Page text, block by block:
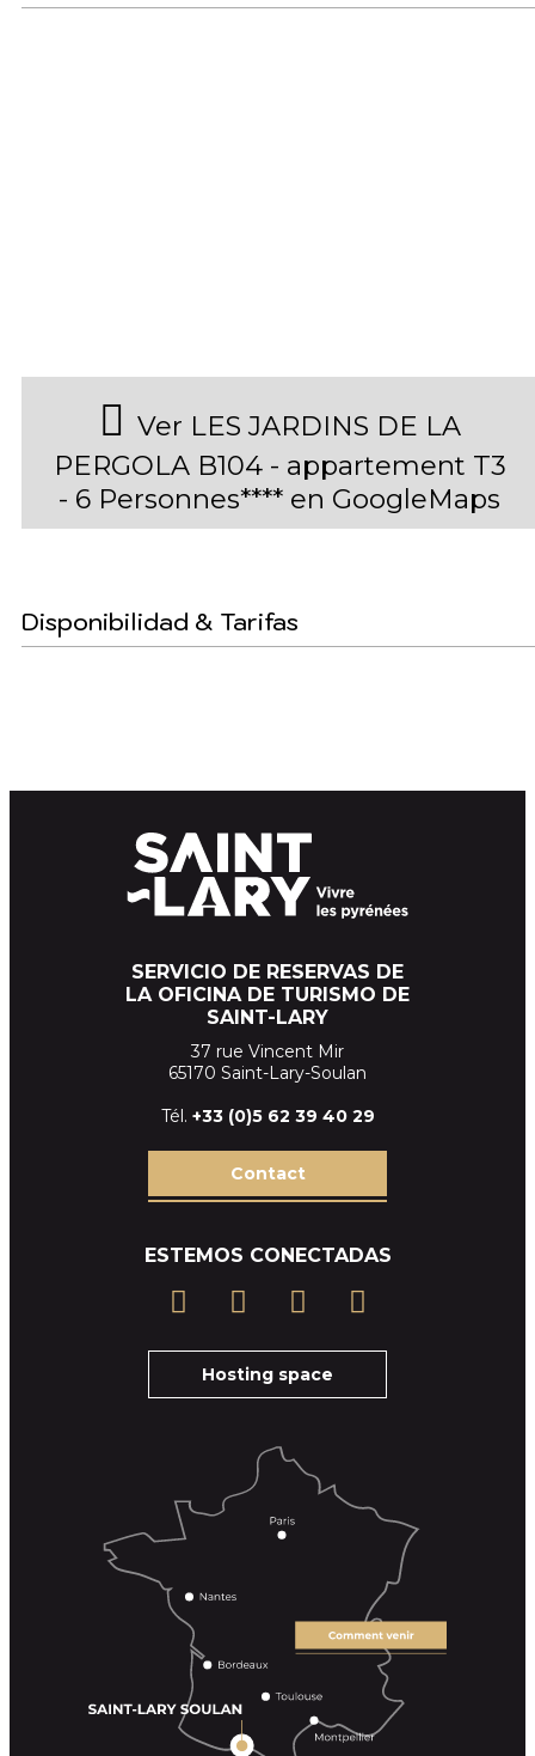
Ver LES JARDINS DE LA
PERGOLA B104 - appartement T3
- 6 Personnes**** en GoogleMaps
Disponibilidad & Tarifas
SERVICIO DE RESERVAS DE
LA OFICINA DE TURISMO DE
SAINT-LARY
37 rue Vincent Mir
65170 Saint-Lary-Soulan
Tél. +33 (0)5 62 39 40 29
Contact
ESTEMOS CONECTADAS
Hosting space